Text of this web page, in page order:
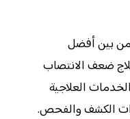
من بين أفضل
ضعف الانتصاب
العلاجية
الكشف والفحص.